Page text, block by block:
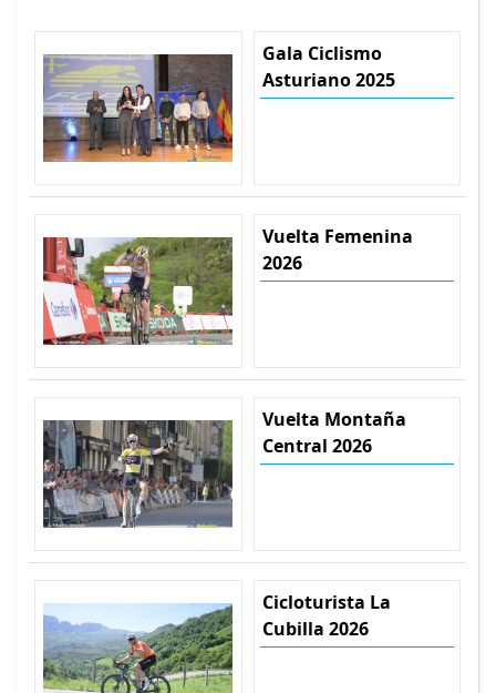
Gala Ciclismo
Asturiano 2025
Vuelta Femenina
2026
Vuelta Montaña
Central 2026
Cicloturista La
Cubilla 2026